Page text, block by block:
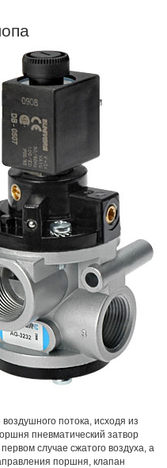
потока, исходя из
пневматический затвор
случае сжатого воздуха, а
поршня, клапан